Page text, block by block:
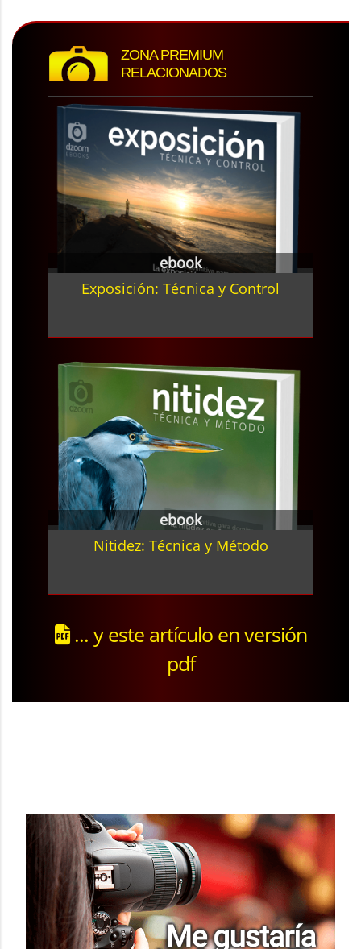
ZONA PREMIUM
RELACIONADOS
ebook
Exposición: Técnica y Control
ebook
Nitidez: Técnica y Método
... y este artículo en versión
pdf